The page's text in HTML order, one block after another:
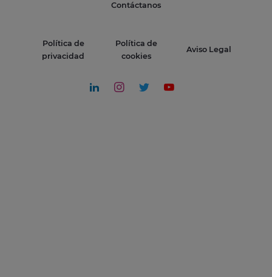
Contáctanos
Política de
privacidad
Política de
cookies
Aviso Legal